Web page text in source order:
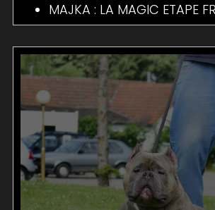
MAJKA : LA MAGIC ETAPE